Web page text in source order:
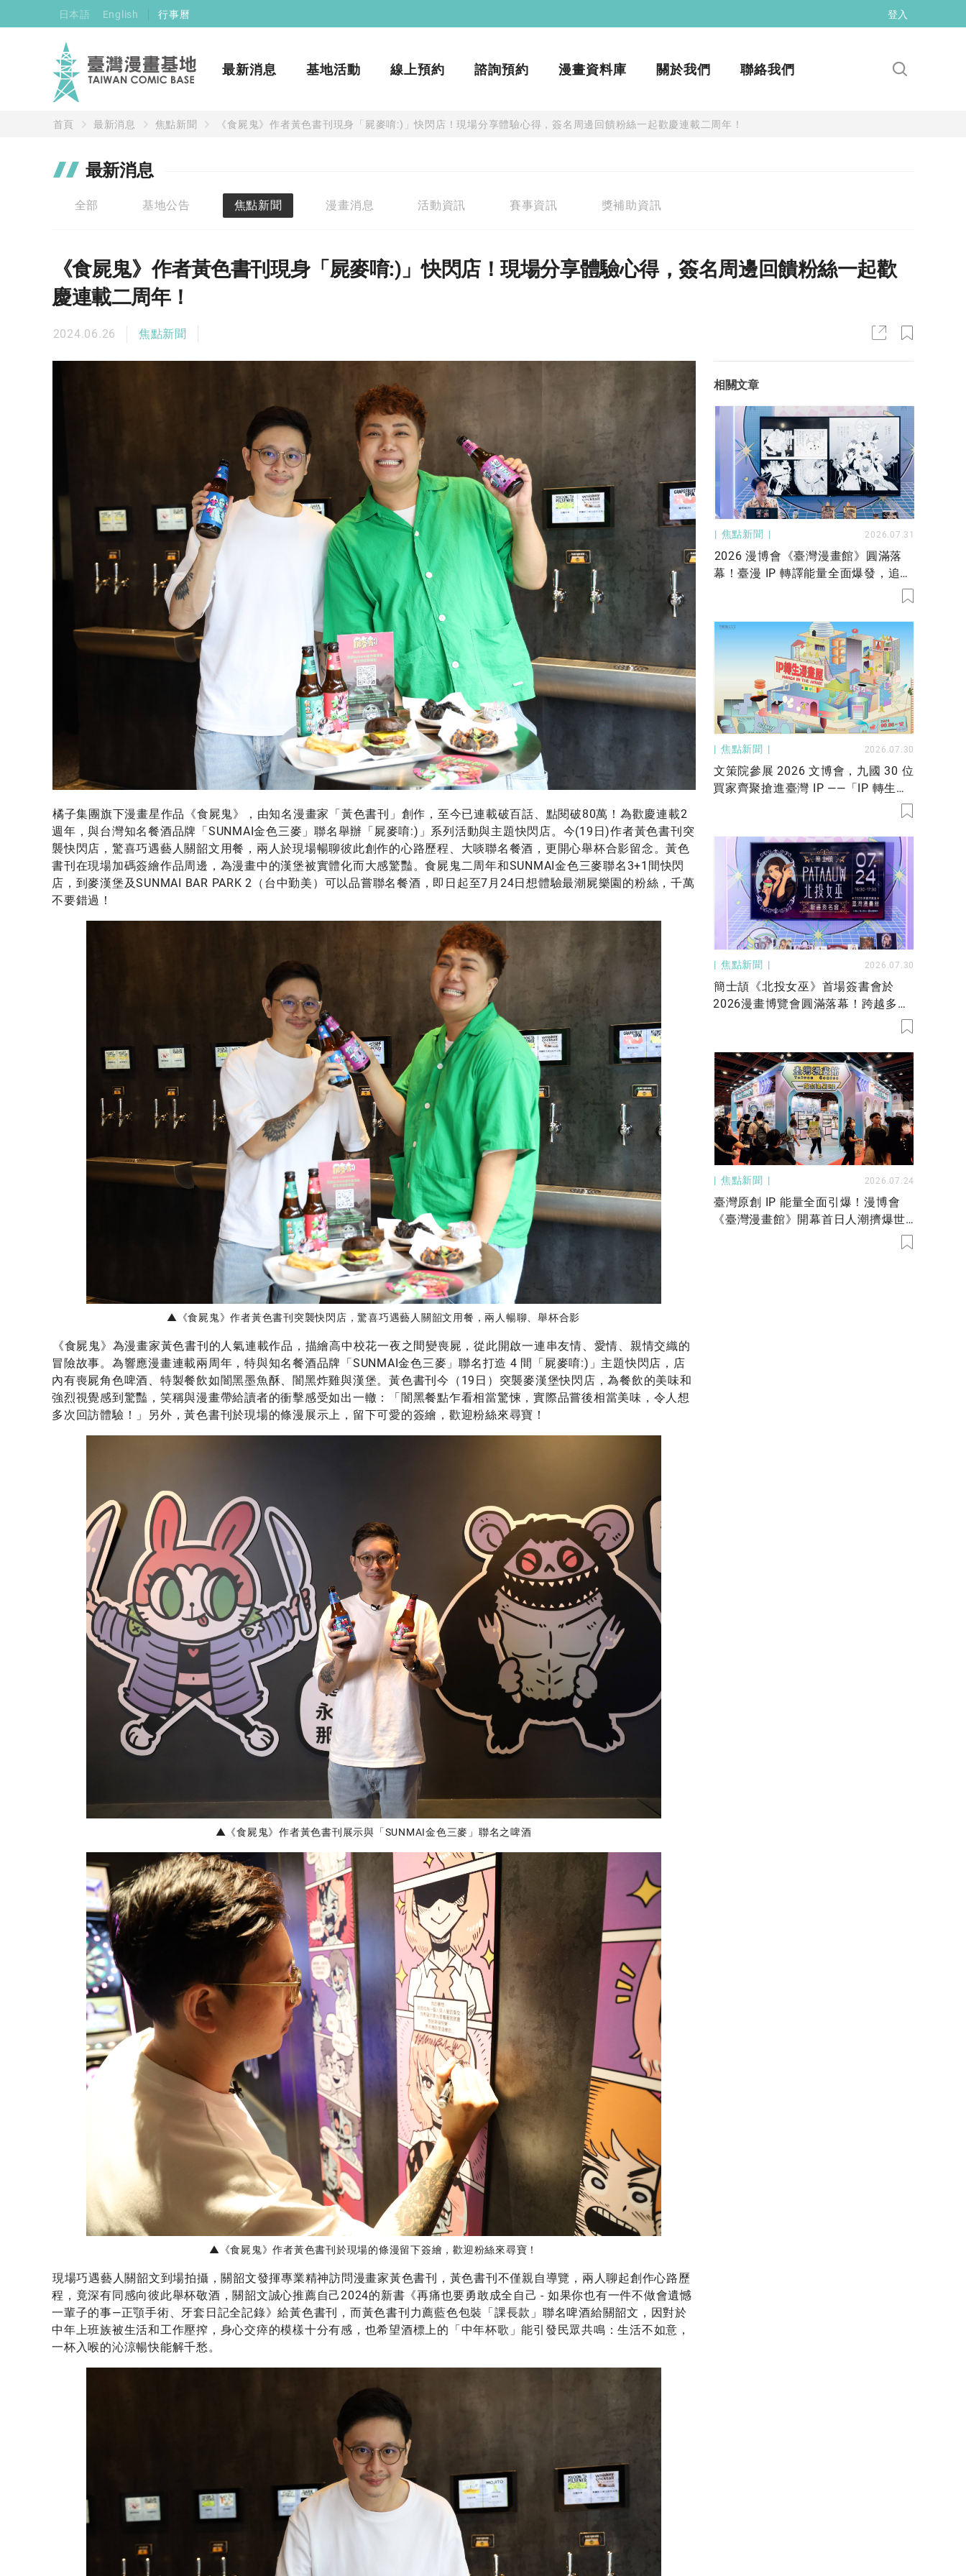
日本語 English 行事曆 登入
最新消息 基地活動 線上預約 諮詢預約 漫畫資料庫 關於我們 聯絡我們
首頁 最新消息 焦點新聞 《食屍鬼》作者黃色書刊現身「屍麥唷:)」快閃店！現場分享體驗心得，簽名周邊回饋粉絲一起歡慶連載二周年！
最新消息
全部 基地公告 焦點新聞 漫畫消息 活動資訊 賽事資訊 獎補助資訊
《食屍鬼》作者黃色書刊現身「屍麥唷:)」快閃店！現場分享體驗心得，簽名周邊回饋粉絲一起歡
慶連載二周年！
2024.06.26 焦點新聞
橘子集團旗下漫畫星作品《食屍鬼》，由知名漫畫家「黃色書刊」創作，至今已連載破百話、點閱破80萬！為歡慶連載2
週年，與台灣知名餐酒品牌「SUNMAI金色三麥」聯名舉辦「屍麥唷:)」系列活動與主題快閃店。今(19日)作者黃色書刊突
襲快閃店，驚喜巧遇藝人關韶文用餐，兩人於現場暢聊彼此創作的心路歷程、大啖聯名餐酒，更開心舉杯合影留念。黃色
書刊在現場加碼簽繪作品周邊，為漫畫中的漢堡被實體化而大感驚豔。食屍鬼二周年和SUNMAI金色三麥聯名3+1間快閃
店，到麥漢堡及SUNMAI BAR PARK 2（台中勤美）可以品嘗聯名餐酒，即日起至7月24日想體驗最潮屍樂園的粉絲，千萬
不要錯過！
▲《食屍鬼》作者黃色書刊突襲快閃店，驚喜巧遇藝人關韶文用餐，兩人暢聊、舉杯合影
《食屍鬼》為漫畫家黃色書刊的人氣連載作品，描繪高中校花一夜之間變喪屍，從此開啟一連串友情、愛情、親情交織的
冒險故事。為響應漫畫連載兩周年，特與知名餐酒品牌「SUNMAI金色三麥」聯名打造 4 間「屍麥唷:)」主題快閃店，店
內有喪屍角色啤酒、特製餐飲如闇黑墨魚酥、闇黑炸雞與漢堡。黃色書刊今（19日）突襲麥漢堡快閃店，為餐飲的美味和
強烈視覺感到驚豔，笑稱與漫畫帶給讀者的衝擊感受如出一轍：「闇黑餐點乍看相當驚悚，實際品嘗後相當美味，令人想
多次回訪體驗！」另外，黃色書刊於現場的條漫展示上，留下可愛的簽繪，歡迎粉絲來尋寶！
▲ 《食屍鬼》作者黃色書刊展示與「SUNMAI金色三麥」聯名之啤酒
▲ 《食屍鬼》作者黃色書刊於現場的條漫留下簽繪，歡迎粉絲來尋寶！
現場巧遇藝人關韶文到場拍攝，關韶文發揮專業精神訪問漫畫家黃色書刊，黃色書刊不僅親自導覽，兩人聊起創作心路歷
程，竟深有同感向彼此舉杯敬酒，關韶文誠心推薦自己2024的新書《再痛也要勇敢成全自己 - 如果你也有一件不做會遺憾
一輩子的事—正顎手術、牙套日記全記錄》給黃色書刊，而黃色書刊力薦藍色包裝「課長款」聯名啤酒給關韶文，因對於
中年上班族被生活和工作壓搾，身心交瘁的模樣十分有感，也希望酒標上的「中年杯歌」能引發民眾共鳴：生活不如意，
一杯入喉的沁涼暢快能解千愁。
相關文章
焦點新聞 2026.07.31
2026 漫博會《臺灣漫畫館》圓滿落
幕！臺漫 IP 轉譯能量全面爆發，追星
焦點新聞 2026.07.30
文策院參展 2026 文博會，九國 30 位
買家齊聚搶進臺灣 IP ——「IP 轉生漫
焦點新聞 2026.07.30
簡士頡《北投女巫》首場簽書會於
2026漫畫博覽會圓滿落幕！跨越多年
的等待，女巫與仙子們共度最魔幻的
焦點新聞 2026.07.24
臺灣原創 IP 能量全面引爆！漫博會
《臺灣漫畫館》開幕首日人潮擠爆世
貿一館，文化部長李遠親臨到場支持